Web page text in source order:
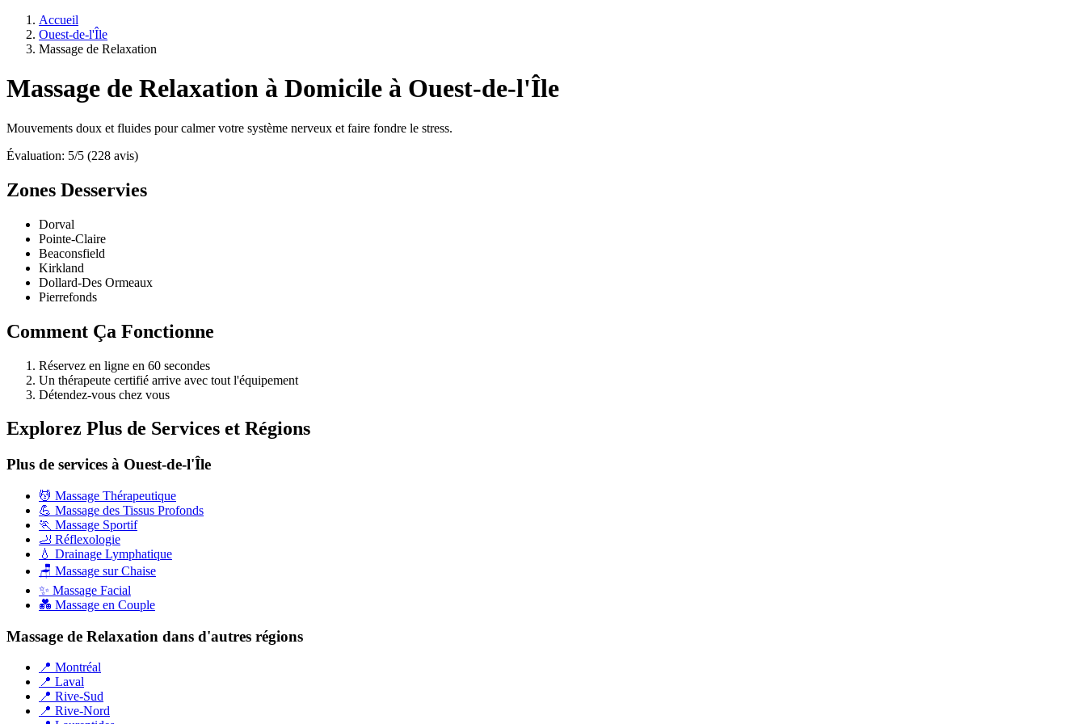
Accueil
Ouest-de-l'Île
Massage de Relaxation
Massage de Relaxation à Domicile à Ouest-de-l'Île
Mouvements doux et fluides pour calmer votre système nerveux et faire fondre le stress.
Évaluation: 5/5 (228 avis)
Zones Desservies
Dorval
Pointe-Claire
Beaconsfield
Kirkland
Dollard-Des Ormeaux
Pierrefonds
Comment Ça Fonctionne
Réservez en ligne en 60 secondes
Un thérapeute certifié arrive avec tout l'équipement
Détendez-vous chez vous
Explorez Plus de Services et Régions
Plus de services à Ouest-de-l'Île
💆 Massage Thérapeutique
💪 Massage des Tissus Profonds
🏃 Massage Sportif
🦶 Réflexologie
💧 Drainage Lymphatique
🪑 Massage sur Chaise
✨ Massage Facial
💑 Massage en Couple
Massage de Relaxation dans d'autres régions
📍 Montréal
📍 Laval
📍 Rive-Sud
📍 Rive-Nord